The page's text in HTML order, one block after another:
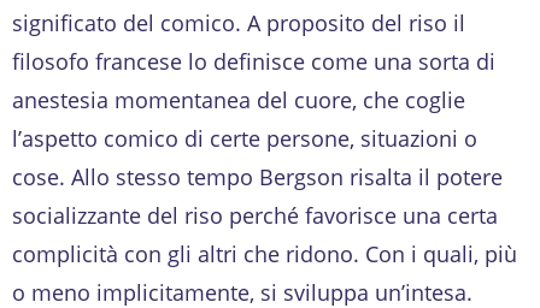
significato del comico. A proposito del riso il
filosofo francese lo definisce come una sorta di
anestesia momentanea del cuore, che coglie
l’aspetto comico di certe persone, situazioni o
cose. Allo stesso tempo Bergson risalta il potere
socializzante del riso perché favorisce una certa
complicità con gli altri che ridono. Con i quali, più
o meno implicitamente, si sviluppa un’intesa.